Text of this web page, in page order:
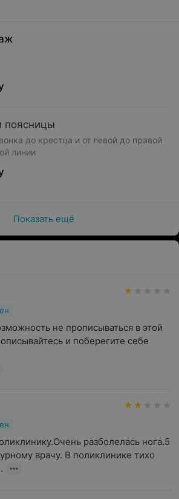
поясницы
до крестца и от левой до правой
линии
Показать ещё
не прописываться в этой
и поберегите себе
разболелась нога.5
врачу. В поликлинике тихо